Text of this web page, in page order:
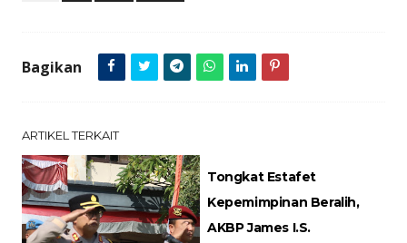
Bagikan
ARTIKEL TERKAIT
Tongkat Estafet
Kepemimpinan Beralih,
AKBP James I.S.